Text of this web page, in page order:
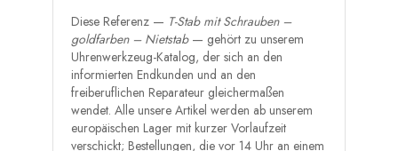
Diese Referenz — T-Stab mit Schrauben –
goldfarben – Nietstab— gehört zu unserem
Uhrenwerkzeug-Katalog, der sich an den
informierten Endkunden und an den
freiberuflichen Reparateur gleichermaßen
wendet. Alle unsere Artikel werden ab unserem
europäischen Lager mit kurzer Vorlaufzeit
verschickt; Bestellungen, die vor 14 Uhr an einem